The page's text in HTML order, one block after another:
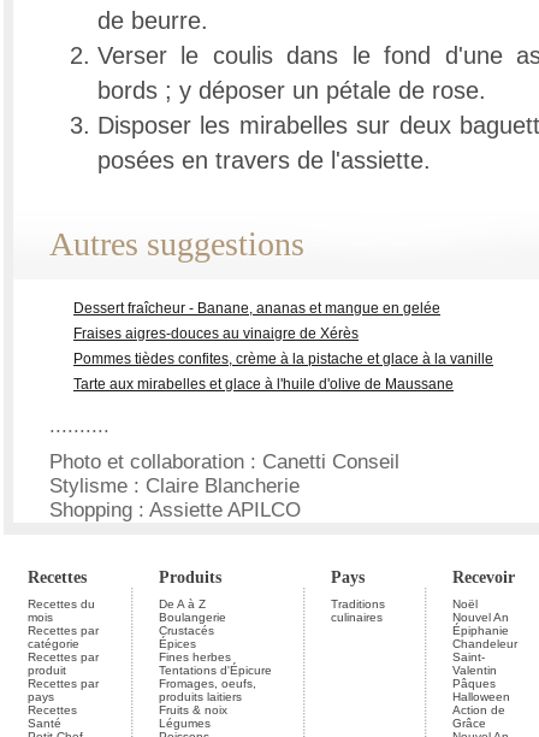
de beurre.
Verser le coulis dans le fond d'une
bords ; y déposer un pétale de rose.
Disposer les mirabelles sur deux
posées en travers de l'assiette.
Autres suggestions
Dessert fraîcheur - Banane, ananas et mangue en gelée
Fraises aigres-douces au vinaigre de Xérès
Pommes tièdes confites, crème à la pistache et glace à la vanille
Tarte aux mirabelles et glace à l'huile d'olive de Maussane
..........
Photo et collaboration : Canetti Conseil
Stylisme : Claire Blancherie
Shopping : Assiette APILCO
Recettes Produits Pays Recevoir
Recettes du
mois
Recettes par
catégorie
Recettes par
produit
Recettes par
pays
Recettes
Santé
De A à Z
Boulangerie
Crustacés
Épices
Fines herbes
Tentations d'Épicure
Fromages, oeufs,
produits laitiers
Fruits & noix
Légumes
Traditions
culinaires
Noël
Nouvel An
Épiphanie
Chandeleur
Saint-
Valentin
Pâques
Halloween
Action de
Grâce